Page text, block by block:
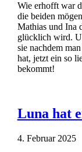
Wie erhofft war
die beiden
Mathias und Ina
glücklich wird.
sie nachdem
hat, jetzt ein so
bekommt!
Luna hat
4. Februar 2025